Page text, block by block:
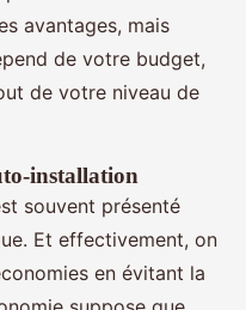
avantages, mais
de votre budget,
de votre niveau de
installation
souvent présenté
Et effectivement, on
en évitant la